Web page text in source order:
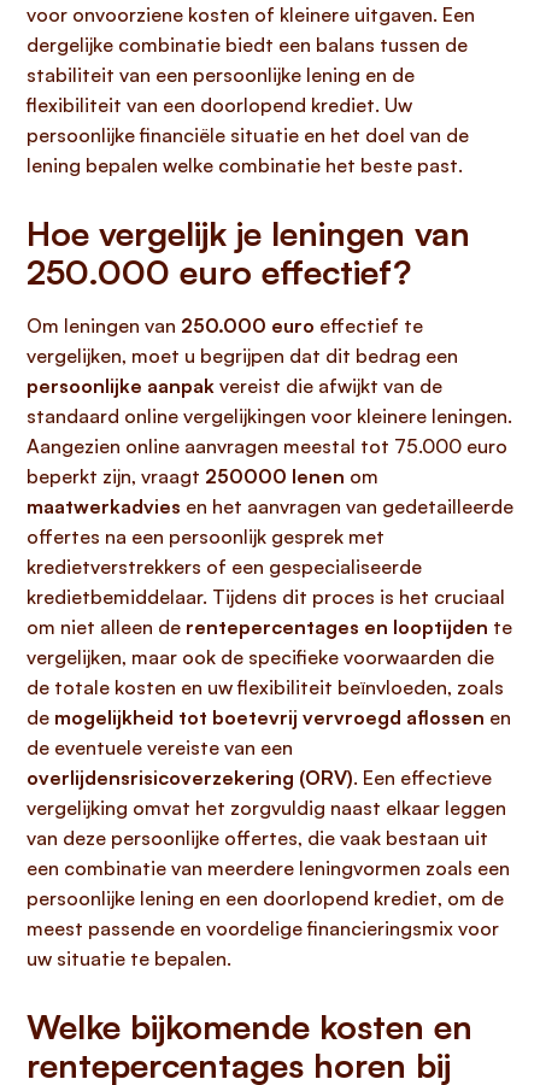
voor onvoorziene kosten of kleinere uitgaven. Een
dergelijke combinatie biedt een balans tussen de
stabiliteit van een persoonlijke lening en de
flexibiliteit van een doorlopend krediet. Uw
persoonlijke financiële situatie en het doel van de
lening bepalen welke combinatie het beste past.
Hoe vergelijk je leningen van
250.000 euro effectief?
Om leningen van 250.000 euro effectief te
vergelijken, moet u begrijpen dat dit bedrag een
persoonlijke aanpak vereist die afwijkt van de
standaard online vergelijkingen voor kleinere leningen.
Aangezien online aanvragen meestal tot 75.000 euro
beperkt zijn, vraagt 250000 lenen om
maatwerkadvies en het aanvragen van gedetailleerde
offertes na een persoonlijk gesprek met
kredietverstrekkers of een gespecialiseerde
kredietbemiddelaar. Tijdens dit proces is het cruciaal
om niet alleen de rentepercentages en looptijden te
vergelijken, maar ook de specifieke voorwaarden die
de totale kosten en uw flexibiliteit beïnvloeden, zoals
de mogelijkheid tot boetevrij vervroegd aflossen en
de eventuele vereiste van een
overlijdensrisicoverzekering (ORV). Een effectieve
vergelijking omvat het zorgvuldig naast elkaar leggen
van deze persoonlijke offertes, die vaak bestaan uit
een combinatie van meerdere leningvormen zoals een
persoonlijke lening en een doorlopend krediet, om de
meest passende en voordelige financieringsmix voor
uw situatie te bepalen.
Welke bijkomende kosten en
rentepercentages horen bij